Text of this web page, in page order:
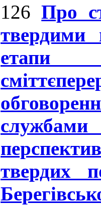
126Про
твердими
етапи
службами
твердих